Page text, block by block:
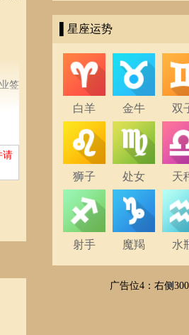
签
请
▌星座运势
白羊 金牛 双
狮子 处女 天
射手 魔羯 水
广告位4：右侧